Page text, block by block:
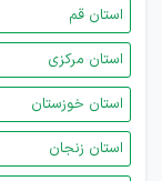
استان قم
استان مرکزی
استان خوزستان
استان زنجان